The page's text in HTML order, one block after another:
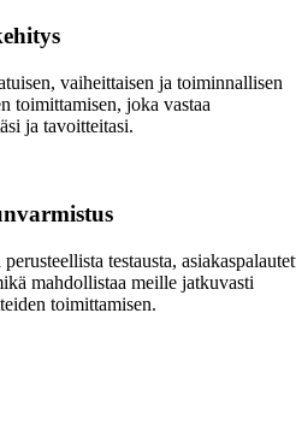
vaiheittaisen ja toiminnallisen
toimittamisen, joka vastaa
ja tavoitteitasi.
testausta,
mahdollistaa meille jatkuvasti
toimittamisen.